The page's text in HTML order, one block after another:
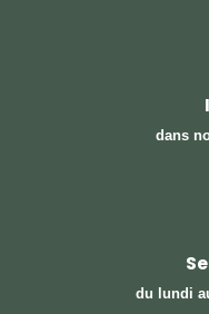
dans
du lundi